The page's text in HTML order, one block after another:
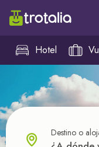
Hotel
Destino o